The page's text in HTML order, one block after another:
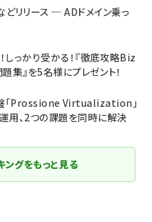
どリリース ─ ADドメイン乗っ
っかり受かる！『徹底攻略Biz
集』を5名様にプレゼント！
「Prossione Virtualization」
、2つの課題を同時に解決
グをもっと見る